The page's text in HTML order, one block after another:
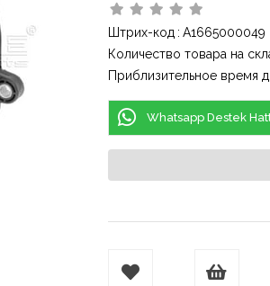
Штрих-код : A1665000049
Количество товара на
Приблизительное время
Whatsapp Destek